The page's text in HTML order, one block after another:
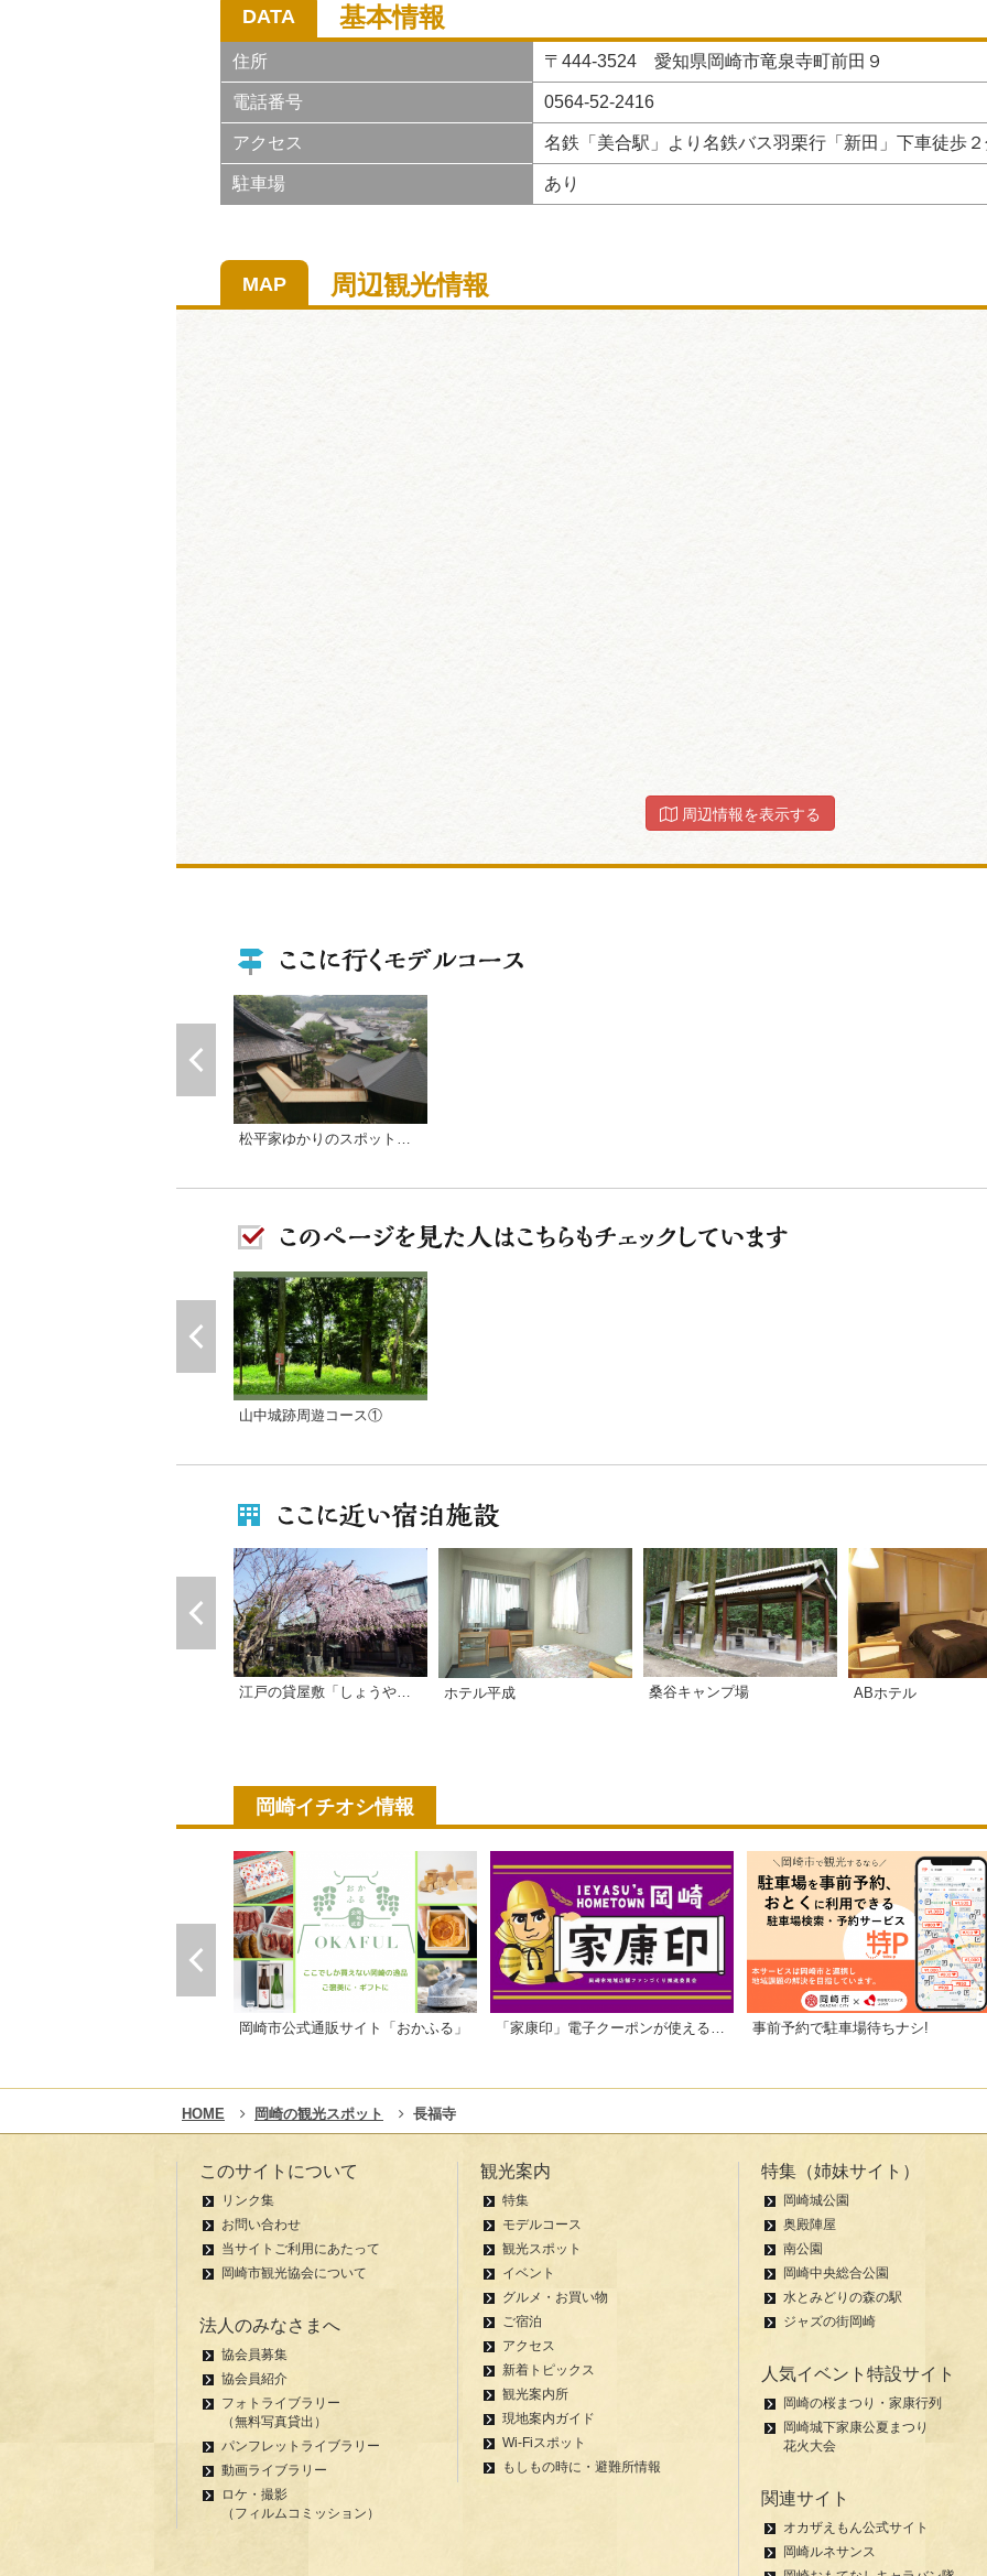
DATA 基本情報
住所 〒444-3524 愛知県岡崎市竜泉寺町前田９
電話番号 0564-52-2416
アクセス 名鉄「美合駅」より名鉄バス羽栗行「新田」下車徒歩
駐車場 あり
MAP 周辺観光情報
周辺情報を表示する
山中城跡周遊コース①
江戸の貸屋敷「しょうやの杜」 ホテル平成 桑谷キャンプ場 ABホテル
岡崎イチオシ情報
岡崎市公式通販サイト「おかふる」 「家康印」電子クーポンが使えるお店一覧 事前予約で駐車場待ちナシ!
HOME 岡崎の観光スポット 長福寺
このサイトについて
リンク集
お問い合わせ
当サイトご利用にあたって
岡崎市観光協会について
法人のみなさまへ
協会員募集
協会員紹介
フォトライブラリー
（無料写真貸出）
パンフレットライブラリー
動画ライブラリー
ロケ・撮影
（フィルムコミッション）
観光案内
特集
モデルコース
観光スポット
イベント
グルメ・お買い物
ご宿泊
アクセス
新着トピックス
観光案内所
現地案内ガイド
Wi-Fiスポット
もしもの時に・避難所情報
特集（姉妹サイト）
岡崎城公園
奥殿陣屋
南公園
岡崎中央総合公園
水とみどりの森の駅
ジャズの街岡崎
人気イベント特設サイト
岡崎の桜まつり・家康行列
岡崎城下家康公夏まつり
花火大会
関連サイト
オカザえもん公式サイト
岡崎ルネサンス